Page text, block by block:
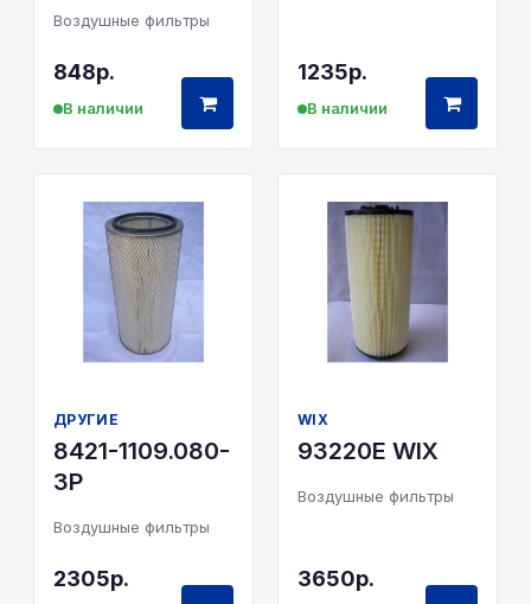
Воздушные фильтры
848р.
В наличии
1235р.
В наличии
ДРУГИЕ
8421-1109.080-
3Р
Воздушные фильтры
2305р.
WIX
93220E WIX
Воздушные фильтры
3650р.